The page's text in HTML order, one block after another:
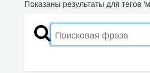
Показаны результаты для тегов